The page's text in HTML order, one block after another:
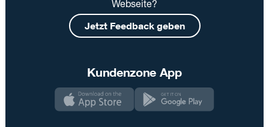
Webseite?
Jetzt Feedback geben
Kundenzone App